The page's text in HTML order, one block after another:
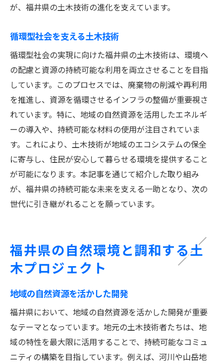
が、福井県の土木技術の進化を支えています。
循環型社会を支える土木技術
循環型社会の実現に向けた福井県の土木技術は、環境へ
の配慮と資源の持続可能な利用を両立させることを目指
しています。このプロセスでは、廃棄物の削減や再利用
を推進し、資源を循環させるインフラの整備が重要視さ
れています。特に、地域の自然資源を活用したエネルギ
ーの導入や、持続可能な材料の使用が注目されていま
す。これにより、土木技術が地域のエコシステムの保全
に寄与し、住民が安心して暮らせる環境を提供すること
が可能になります。本記事を通じて紹介した取り組み
が、福井県の持続可能な未来を支える一助となり、次の
世代に引き継がれることを願っています。
福井県の自然環境と調和する土
木プロジェクト
地域の自然資源を活かした開発
福井県において、地域の自然資源を活かした開発が重要
なテーマとなっています。地元の土木技術者たちは、地
域の特性を最大限に活用することで、持続可能なコミュ
ニティの構築を目指しています。例えば、河川や山岳地